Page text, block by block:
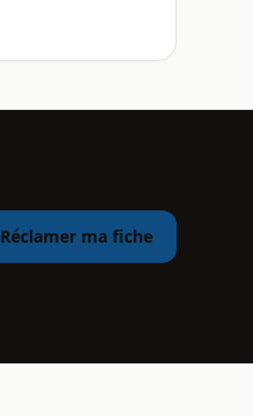
Réclamer ma fiche